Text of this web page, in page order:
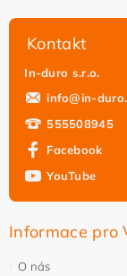
osobních údajů
Kontakt
In-duro s.r.o.
info@in-
555508945
Facebook
YouTube
Informace pro
O nás